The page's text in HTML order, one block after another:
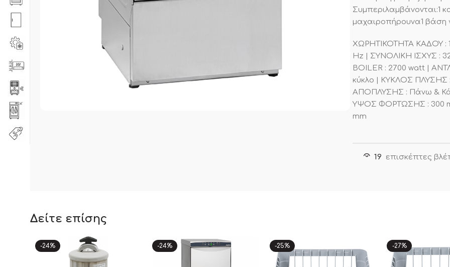
Συμπεριλαμβάνονται:1
μαχαιροπήρουνα1 βάση
ΧΩΡΗΤΙΚΟΤΗΤΑ ΚΑΔΟΥ :
Hz | ΣΥΝΟΛΙΚΗ ΙΣΧΥΣ :
BOILER : 2700 watt |
κύκλο | ΚΥΚΛΟΣ
ΑΠΟΠΛΥΣΗΣ : Πάνω &
ΥΨΟΣ ΦΟΡΤΩΣΗΣ : 300
mm
19 επισκέπτες
Δείτε επίσης
-24% -24% -25% -27%